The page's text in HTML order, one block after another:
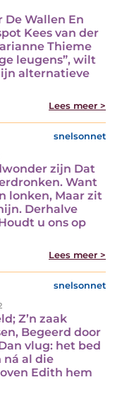
Wallen En
Kees van der
Thieme
leugens”, wilt
alternatieve
Lees meer >
snelsonnet
zijn Dat
Want
lonken, Maar zit
Derhalve
u ons op
Lees meer >
snelsonnet
Z’n zaak
Begeerd door
vlug: het bed
ná al die
Edith hem